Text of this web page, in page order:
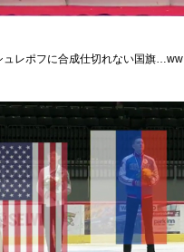
ュレポフに合成仕切れない国旗…ww